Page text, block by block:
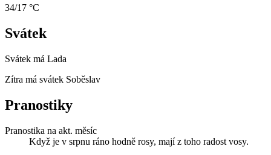
34/17 °C
Svátek
Svátek má Lada
Zítra má svátek Soběslav
Pranostiky
Pranostika na akt. měsíc
Když je v srpnu ráno hodně rosy, mají z toho radost vosy.